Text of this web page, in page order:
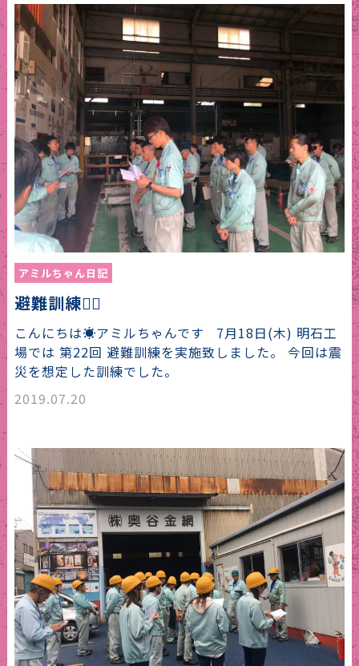
アミルちゃん日記
避難訓練🏃‍♂️
こんにちは☀️アミルちゃんです 7月18日(木) 明石工
場では 第22回 避難訓練を実施致しました。 今回は震
災を想定した訓練でした。
2019.07.20